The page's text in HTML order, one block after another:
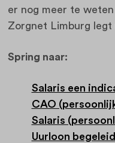
er nog meer te
Zorgnet Limburg legt
Spring naar:
Salaris een
CAO
Salaris
Uurloon